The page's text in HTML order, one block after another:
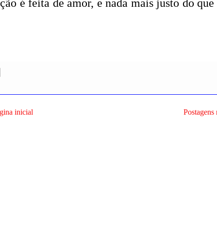
é feita de amor, e nada mais justo do
Postagens
inicial